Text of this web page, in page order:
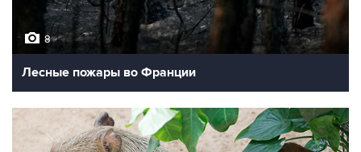
8
Лесные пожары во Франции